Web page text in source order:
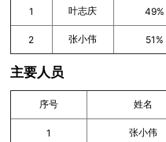
1 叶志庆 49%
2 张小伟 51%
主要人员
序号 姓名
1 张小伟